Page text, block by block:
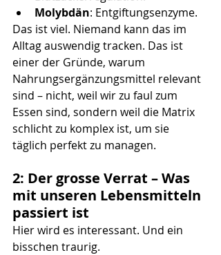
Molybdän: Entgiftungsenzyme.
Das ist viel. Niemand kann das im
Alltag auswendig tracken. Das ist
einer der Gründe, warum
Nahrungsergänzungsmittel relevant
sind – nicht, weil wir zu faul zum
Essen sind, sondern weil die Matrix
schlicht zu komplex ist, um sie
täglich perfekt zu managen.
2: Der grosse Verrat – Was
mit unseren Lebensmitteln
passiert ist
Hier wird es interessant. Und ein
bisschen traurig.